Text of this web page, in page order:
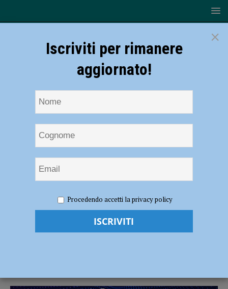
Ferragosto: cinque denunce, quindici segnalazioni e droga sequestrata
Controlli di Ferragosto: cinque denunce,
×
Iscriviti per rimanere
aggiornato!
Procedendo accetti la privacy policy